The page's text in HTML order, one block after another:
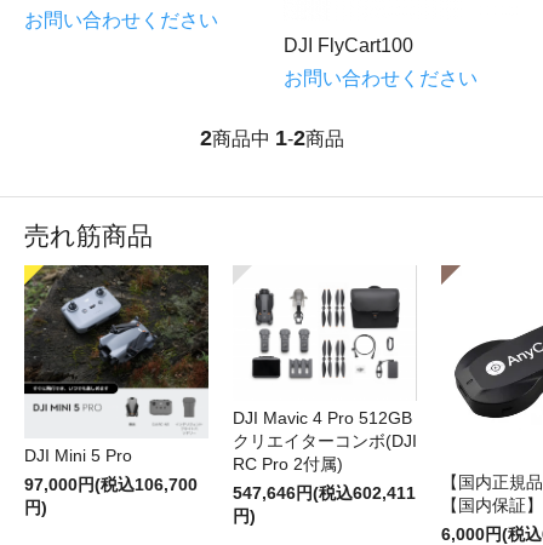
お問い合わせください
DJI FlyCart100
お問い合わせください
2商品中 1-2商品
売れ筋商品
DJI Mini 5 Pro
97,000円(税込106,700
円)
DJI Mavic 4 Pro 512GB
クリエイターコンボ(DJI
RC Pro 2付属)
547,646円(税込602,411
円)
【国内正規
【国内保証】
6,000円(税